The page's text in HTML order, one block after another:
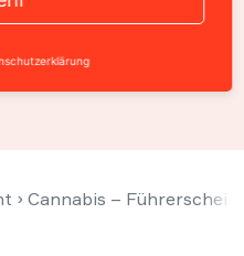
› Cannabis –